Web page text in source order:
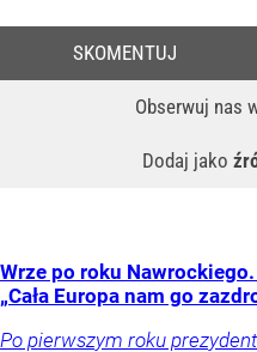
Obserwuj nas
Dodaj jako
SKOMENTUJ
Wrze po roku
„Cała Europa nam go
Po pierwszym roku